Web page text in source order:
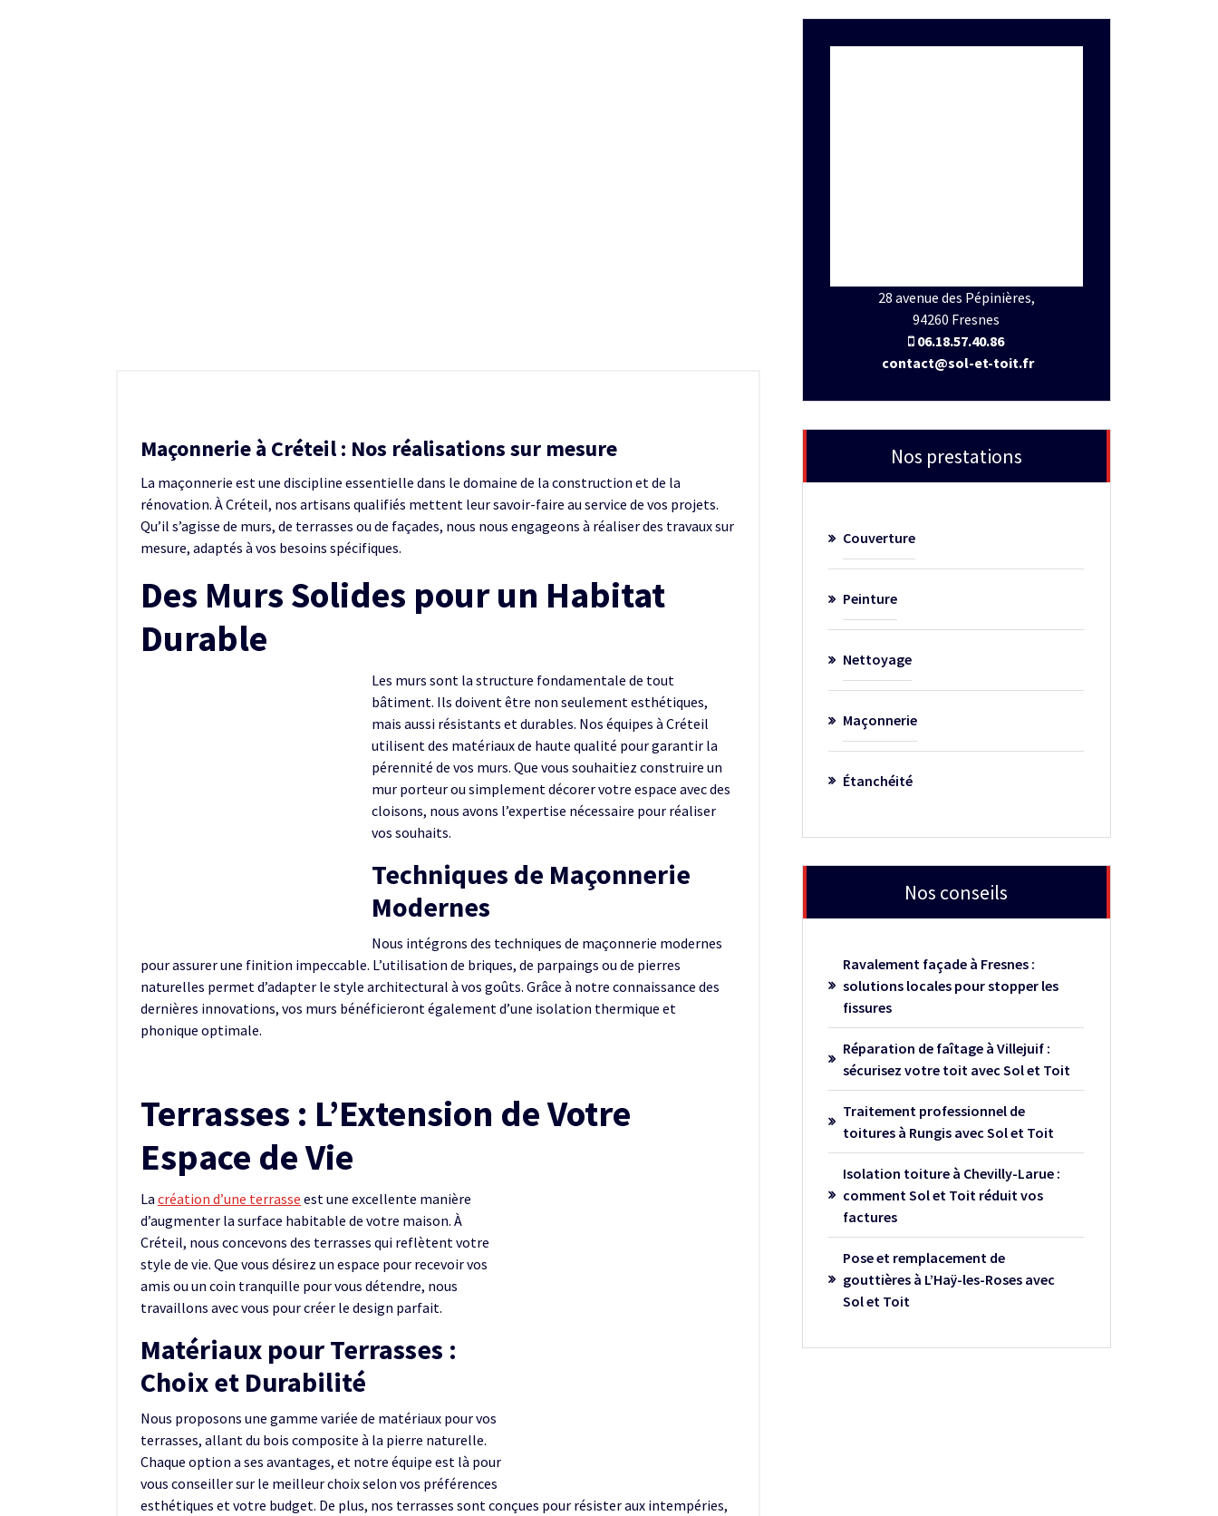
Maçonnerie à Créteil : Nos réalisations sur mesure
La maçonnerie est une discipline essentielle dans le domaine de la construction et de la
rénovation. À Créteil, nos artisans qualifiés mettent leur savoir-faire au service de vos projets.
Qu’il s’agisse de murs, de terrasses ou de façades, nous nous engageons à réaliser des travaux sur
mesure, adaptés à vos besoins spécifiques.
Des Murs Solides pour un Habitat
Durable
Les murs sont la structure fondamentale de tout
bâtiment. Ils doivent être non seulement esthétiques,
mais aussi résistants et durables. Nos équipes à Créteil
utilisent des matériaux de haute qualité pour garantir la
pérennité de vos murs. Que vous souhaitiez construire un
mur porteur ou simplement décorer votre espace avec des
cloisons, nous avons l’expertise nécessaire pour réaliser
vos souhaits.
Techniques de Maçonnerie
Modernes
Nous intégrons des techniques de maçonnerie modernes
pour assurer une finition impeccable. L’utilisation de briques, de parpaings ou de pierres
naturelles permet d’adapter le style architectural à vos goûts. Grâce à notre connaissance des
dernières innovations, vos murs bénéficieront également d’une isolation thermique et
phonique optimale.
Terrasses : L’Extension de Votre
Espace de Vie
La création d’une terrasse est une excellente manière
d’augmenter la surface habitable de votre maison. À
Créteil, nous concevons des terrasses qui reflètent votre
style de vie. Que vous désirez un espace pour recevoir vos
amis ou un coin tranquille pour vous détendre, nous
travaillons avec vous pour créer le design parfait.
Matériaux pour Terrasses :
Choix et Durabilité
Nous proposons une gamme variée de matériaux pour vos
terrasses, allant du bois composite à la pierre naturelle.
Chaque option a ses avantages, et notre équipe est là pour
vous conseiller sur le meilleur choix selon vos préférences
esthétiques et votre budget. De plus, nos terrasses sont conçues pour résister aux intempéries,
28 avenue des Pépinières,
94260 Fresnes
06.18.57.40.86
contact@sol-et-toit.fr
Nos prestations
Couverture
Peinture
Nettoyage
Maçonnerie
Étanchéité
Nos conseils
Ravalement façade à Fresnes :
solutions locales pour stopper les
fissures
Réparation de faîtage à Villejuif :
sécurisez votre toit avec Sol et Toit
Traitement professionnel de
toitures à Rungis avec Sol et Toit
Isolation toiture à Chevilly-Larue :
comment Sol et Toit réduit vos
factures
Pose et remplacement de
gouttières à L’Haÿ-les-Roses avec
Sol et Toit